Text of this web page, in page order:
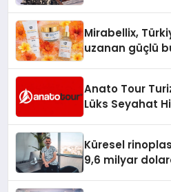
Mirabellix,
uzanan güçlü
Anato Tour
Lüks Seyahat
Küresel
9,6 milyar